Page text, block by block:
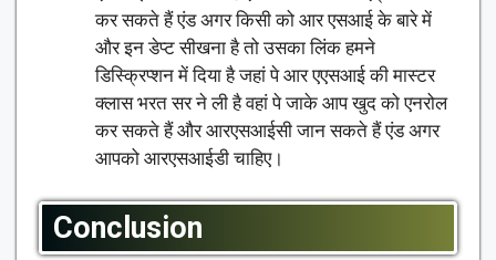
कर सकते हैं एंड अगर किसी को आर एसआई के बारे में
और इन डेप्ट सीखना है तो उसका लिंक हमने
डिस्क्रिप्शन में दिया है जहां पे आर एएसआई की मास्टर
क्लास भरत सर ने ली है वहां पे जाके आप खुद को एनरोल
कर सकते हैं और आरएसआईसी जान सकते हैं एंड अगर
आपको आरएसआईडी चाहिए।
Conclusion